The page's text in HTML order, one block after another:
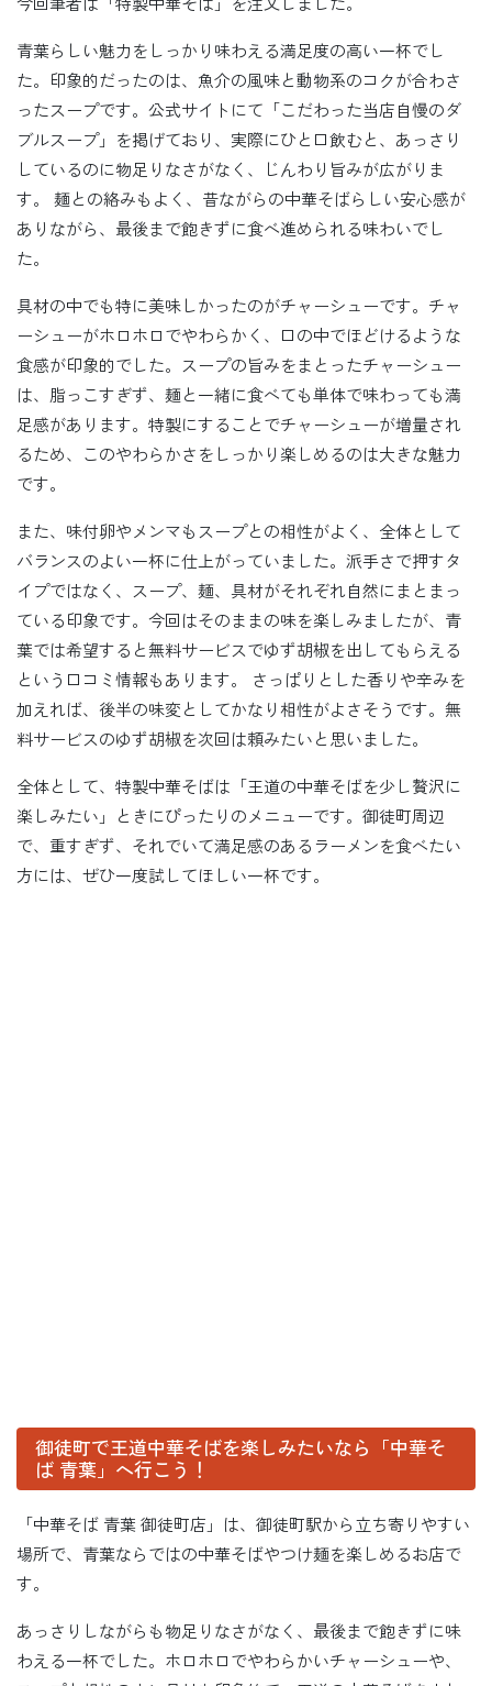
青葉らしい魅力をしっかり味わえる満足度の高い一杯でし
た。印象的だったのは、魚介の風味と動物系のコクが合わさ
ったスープです。公式サイトにて「こだわった当店自慢のダ
ブルスープ」を掲げており、実際にひと口飲むと、あっさり
しているのに物足りなさがなく、じんわり旨みが広がりま
す。 麺との絡みもよく、昔ながらの中華そばらしい安心感が
ありながら、最後まで飽きずに食べ進められる味わいでし
た。
具材の中でも特に美味しかったのがチャーシューです。チャ
ーシューがホロホロでやわらかく、口の中でほどけるような
食感が印象的でした。スープの旨みをまとったチャーシュー
は、脂っこすぎず、麺と一緒に食べても単体で味わっても満
足感があります。特製にすることでチャーシューが増量され
るため、このやわらかさをしっかり楽しめるのは大きな魅力
です。
また、味付卵やメンマもスープとの相性がよく、全体として
バランスのよい一杯に仕上がっていました。派手さで押すタ
イプではなく、スープ、麺、具材がそれぞれ自然にまとまっ
ている印象です。今回はそのままの味を楽しみましたが、青
葉では希望すると無料サービスでゆず胡椒を出してもらえる
という口コミ情報もあります。 さっぱりとした香りや辛みを
加えれば、後半の味変としてかなり相性がよさそうです。無
料サービスのゆず胡椒を次回は頼みたいと思いました。
全体として、特製中華そばは「王道の中華そばを少し贅沢に
楽しみたい」ときにぴったりのメニューです。御徒町周辺
で、重すぎず、それでいて満足感のあるラーメンを食べたい
方には、ぜひ一度試してほしい一杯です。
御徒町で王道中華そばを楽しみたいなら「中華そ
ば 青葉」へ行こう！
「中華そば 青葉 御徒町店」は、御徒町駅から立ち寄りやすい
場所で、青葉ならではの中華そばやつけ麺を楽しめるお店で
す。
あっさりしながらも物足りなさがなく、最後まで飽きずに味
わえる一杯でした。ホロホロでやわらかいチャーシューや、